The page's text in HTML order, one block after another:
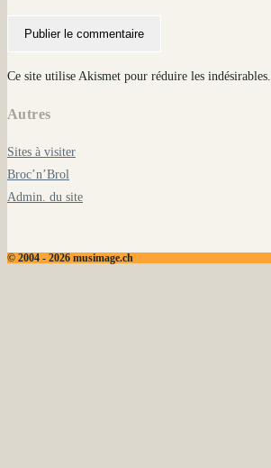
Ce site utilise Akismet pour réduire les indésirables.
Autres
Sites à visiter
Broc’n’Brol
Admin. du site
© 2004 - 2026 musimage.ch